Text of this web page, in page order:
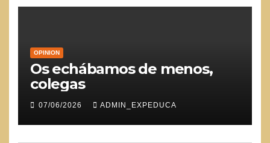
OPINION
Os echábamos de menos,
colegas
07/06/2026 ADMIN_EXPEDUCA